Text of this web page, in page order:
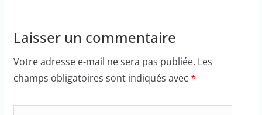
Laisser un commentaire
Votre adresse e-mail ne sera pas publiée. Les
champs obligatoires sont indiqués avec *